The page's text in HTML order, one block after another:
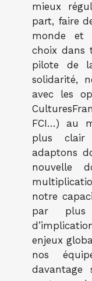
mieux
part, faire
monde et
choix dans
pilote de
solidarité,
avec les
FCI…) au
plus clair
adaptons
nouvelle
notre
par plus
enjeux
nos
davantage